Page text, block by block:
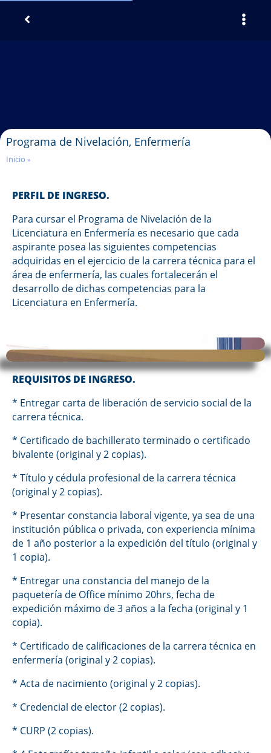
Programa de Nivelación, Enfermería
Inicio »
PERFIL DE INGRESO.
Para cursar el Programa de Nivelación de la
Licenciatura en Enfermería es necesario que cada
aspirante posea las siguientes competencias
adquiridas en el ejercicio de la carrera técnica para el
área de enfermería, las cuales fortalecerán el
desarrollo de dichas competencias para la
Licenciatura en Enfermería.
REQUISITOS DE INGRESO.
* Entregar carta de liberación de servicio social de la
carrera técnica.
* Certificado de bachillerato terminado o certificado
bivalente (original y 2 copias).
* Título y cédula profesional de la carrera técnica
(original y 2 copias).
* Presentar constancia laboral vigente, ya sea de una
institución pública o privada, con experiencia mínima
de 1 año posterior a la expedición del título (original y
1 copia).
* Entregar una constancia del manejo de la
paquetería de Office mínimo 20hrs, fecha de
expedición máximo de 3 años a la fecha (original y 1
copia).
* Certificado de calificaciones de la carrera técnica en
enfermería (original y 2 copias).
* Acta de nacimiento (original y 2 copias).
* Credencial de elector (2 copias).
* CURP (2 copias).